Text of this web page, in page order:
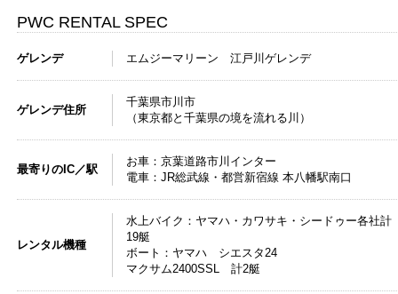
PWC RENTAL SPEC
ゲレンデ エムジーマリーン 江戸川ゲレンデ
ゲレンデ住所
千葉県市川市
（東京都と千葉県の境を流れる川）
最寄りのIC／駅
お車：京葉道路市川インター
電車：JR総武線・都営新宿線 本八幡駅南口
レンタル機種
水上バイク：ヤマハ・カワサキ・シードゥー各社計
19艇
ボート：ヤマハ シエスタ24
マクサム2400SSL 計2艇